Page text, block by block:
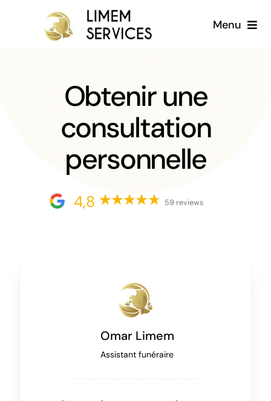
Menu
A propos
Services
Galerie
Blog
Obtenir une
consultation
personnelle
4,8 59 reviews
Omar Limem
Assistant funéraire